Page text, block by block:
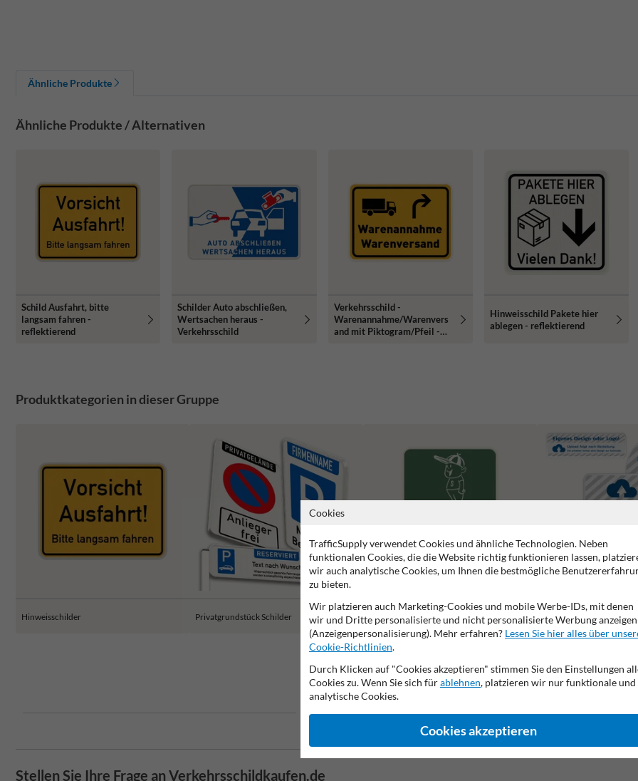
Ähnliche Produkte
Ähnliche Produkte / Alternativen
Schild Ausfahrt, bitte
langsam fahren -
reflektierend
Schilder Auto abschließen,
Wertsachen heraus -
Verkehrsschild
Verkehrsschild -
Warenannahme/Warenvers
and mit Piktogram/Pfeil -
Hinweisschild Pakete hier
ablegen - reflektierend
Produktkategorien in dieser Gruppe
Hinweisschilder Privatgrundstück Schilder Spielplatzschilder Schilder mit eigenem
2 Jahre Werksgarantie Nachhaltige Produktion Made in
Stellen Sie Ihre Frage an Verkehrsschildkaufen.de
Cookies
TrafficSupply verwendet Cookies und ähnliche Technologien. Neben
funktionalen Cookies, die die Website richtig funktionieren lassen,
wir auch analytische Cookies, um Ihnen die bestmögliche
zu bieten.
Wir platzieren auch Marketing-Cookies und mobile Werbe-IDs, mit denen
wir und Dritte personalisierte und nicht personalisierte Werbung anzeigen
(Anzeigenpersonalisierung). Mehr erfahren? Lesen Sie hier alles über
Cookie-Richtlinien.
Durch Klicken auf "Cookies akzeptieren" stimmen Sie den Einstellungen
Cookies zu. Wenn Sie sich fürablehnen, platzieren wir nur funktionale und
analytische Cookies.
Cookies akzeptieren